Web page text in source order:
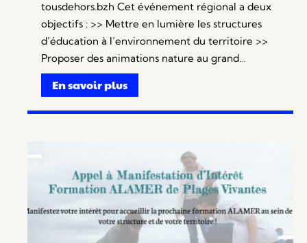
tousdehors.bzh Cet événement régional a deux
objectifs : >> Mettre en lumière les structures
d’éducation à l’environnement du territoire >>
Proposer des animations nature au grand…
En savoir plus